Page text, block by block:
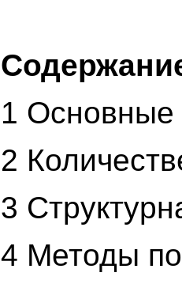
1 Основные
2
3
4 Методы